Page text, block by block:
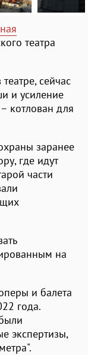
театра
сейчас
и усиление
котлован для
заранее
где идут
части
на
и балета
года.
экспертизы,